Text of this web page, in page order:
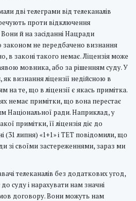
дві телеграми від телеканалів
проти відключення
й на засіданні Нацради
законом не передбачено визнання
в законі такого немає. Ліцензія може
мовника, або за рішенням суду. У
визнання ліцензії недійсною в
на те, що в ліцензії є якась примітка.
немає примітки, що вона перестає
Національної ради. Наприклад, у
примітки, її ліцензія діє до
(31 липня) «1+1» і ТЕТ повідомили, що
зі своїми застереженнями, зараз ми
телеканалів без додаткових угод,
суду і нарахувати нам значні
договору. Вони можуть нам